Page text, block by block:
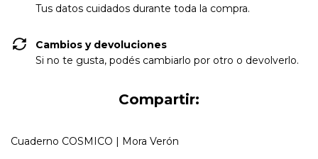
Tus datos cuidados durante toda la compra.
Cambios y devoluciones
Si no te gusta, podés cambiarlo por otro o devolverlo.
Compartir:
Cuaderno COSMICO | Mora Verón